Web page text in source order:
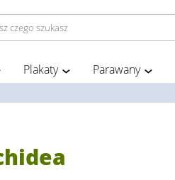
Plakaty Parawany